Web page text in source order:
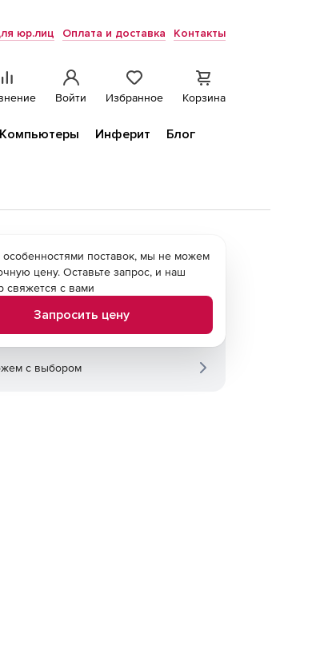
юр.лиц Оплата и доставка Контакты
Войти Избранное Корзина
Компьютеры Инферит
Блог
особенностями поставок, мы не можем
цену. Оставьте запрос, и наш
свяжется с вами
Запросить цену
с выбором